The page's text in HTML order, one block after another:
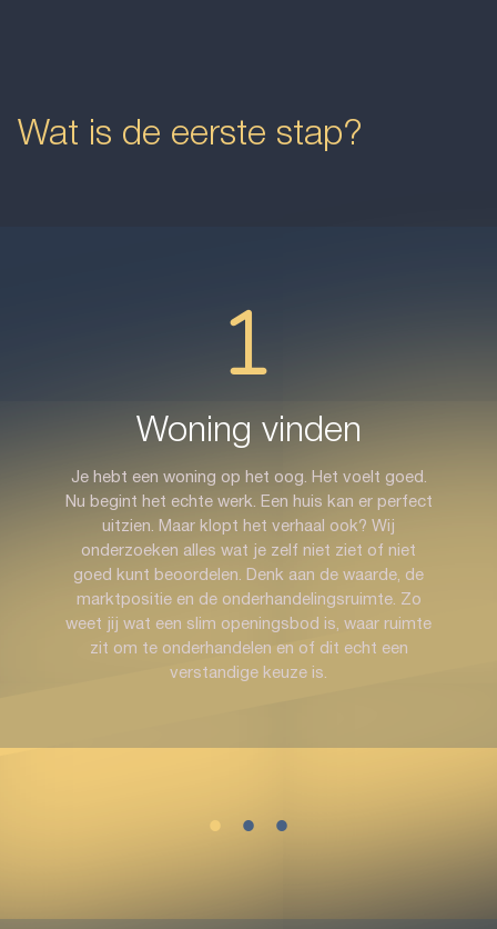
Wat is de eerste stap?
Woning vinden
Je hebt een woning op het oog. Het voelt goed.
Nu begint het echte werk. Een huis kan er perfect
uitzien. Maar klopt het verhaal ook? Wij
onderzoeken alles wat je zelf niet ziet of niet
goed kunt beoordelen. Denk aan de waarde, de
marktpositie en de onderhandelingsruimte. Zo
weet jij wat een slim openingsbod is, waar ruimte
zit om te onderhandelen en of dit echt een
verstandige keuze is.